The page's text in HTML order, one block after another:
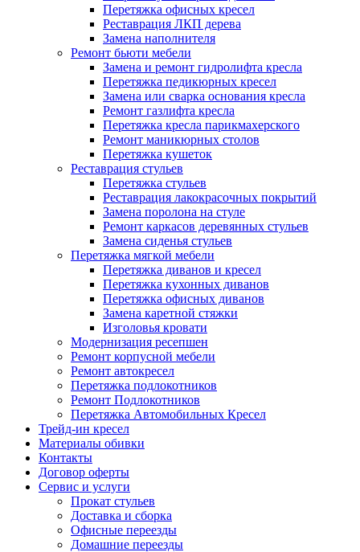
Перетяжка офисных кресел
Реставрация ЛКП дерева
Замена наполнителя
Ремонт бьюти мебели
Замена и ремонт гидролифта кресла
Перетяжка педикюрных кресел
Замена или сварка основания кресла
Ремонт газлифта кресла
Перетяжка кресла парикмахерского
Ремонт маникюрных столов
Перетяжка кушеток
Реставрация стульев
Перетяжка стульев
Реставрация лакокрасочных покрытий
Замена поролона на стуле
Ремонт каркасов деревянных стульев
Замена сиденья стульев
Перетяжка мягкой мебели
Перетяжка диванов и кресел
Перетяжка кухонных диванов
Перетяжка офисных диванов
Замена каретной стяжки
Изголовья кровати
Модернизация ресепшен
Ремонт корпусной мебели
Ремонт автокресел
Перетяжка подлокотников
Ремонт Подлокотников
Перетяжка Автомобильных Кресел
Трейд-ин кресел
Материалы обивки
Контакты
Договор оферты
Сервис и услуги
Прокат стульев
Доставка и сборка
Офисные переезды
Домашние переезды